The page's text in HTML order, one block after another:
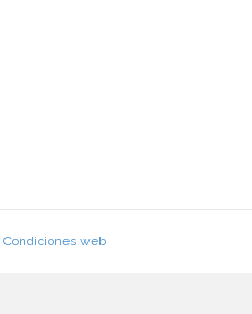
Condiciones web